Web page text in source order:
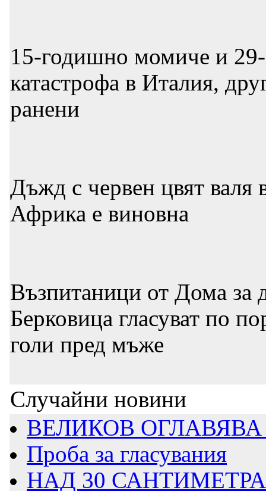
15-годишно момиче и
катастрофа в Италия,
ранени
Дъжд с червен цвят валя
Африка е виновна
Възпитаници от Дома за
Берковица гласуват по
голи пред мъже
Случайни новини
ВЕЛИКОВ
Проба за гласувания
НАД 30